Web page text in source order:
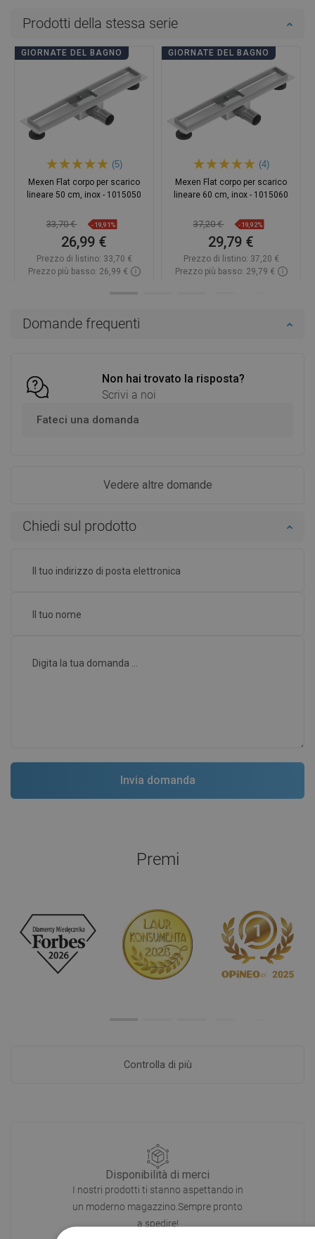
Domande frequenti
Non hai trovato la risposta?
Scrivi a noi
Fateci una domanda
Vedere altre domande
Chiedi sul prodotto
Prodotti della stessa serie
GIORNATE DEL BAGNO
(5)
Mexen Flat corpo per scarico
lineare 50 cm, inox - 1015050
33,70 € -19,91%
26,99 €
Prezzo di listino: 33,70 €
Prezzo più basso: 26,99 €
GIORNATE DEL BAGNO
(4)
Mexen Flat corpo per scarico
lineare 60 cm, inox - 1015060
37,20 € -19,92%
29,79 €
Prezzo di listino: 37,20 €
Prezzo più basso: 29,79 €
Premi
Controlla di più
Disponibilità di merci
I nostri prodotti ti stanno aspettando in
un moderno magazzino.Sempre pronto
a spedire!